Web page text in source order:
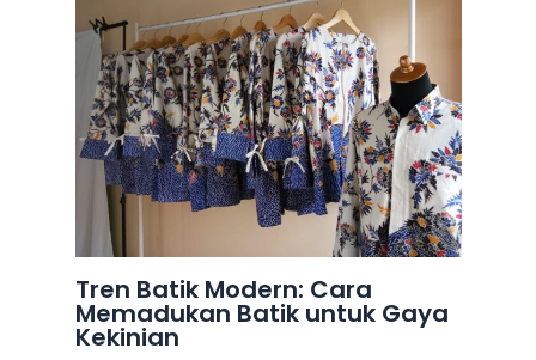
Tren Batik Modern: Cara
Memadukan Batik untuk Gaya
Kekinian